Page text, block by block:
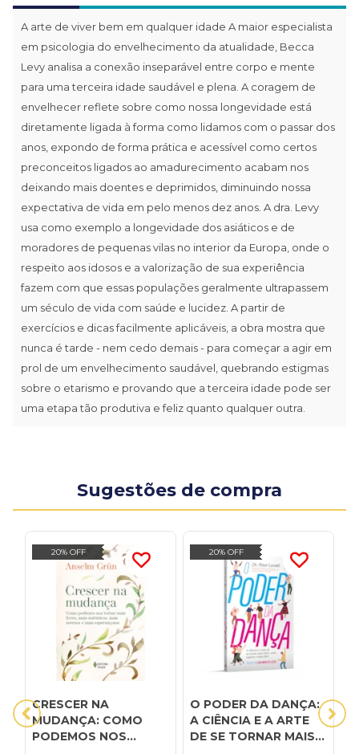
A arte de viver bem em qualquer idade A maior especialista
em psicologia do envelhecimento da atualidade, Becca
Levy analisa a conexão inseparável entre corpo e mente
para uma terceira idade saudável e plena. A coragem de
envelhecer reflete sobre como nossa longevidade está
diretamente ligada à forma como lidamos com o passar dos
anos, expondo de forma prática e acessível como certos
preconceitos ligados ao amadurecimento acabam nos
deixando mais doentes e deprimidos, diminuindo nossa
expectativa de vida em pelo menos dez anos. A dra. Levy
usa como exemplo a longevidade dos asiáticos e de
moradores de pequenas vilas no interior da Europa, onde o
respeito aos idosos e a valorização de sua experiência
fazem com que essas populações geralmente ultrapassem
um século de vida com saúde e lucidez. A partir de
exercícios e dicas facilmente aplicáveis, a obra mostra que
nunca é tarde - nem cedo demais - para começar a agir em
prol de um envelhecimento saudável, quebrando estigmas
sobre o etarismo e provando que a terceira idade pode ser
uma etapa tão produtiva e feliz quanto qualquer outra.
Sugestões de compra
20% OFF
CRESCER NA
MUDANÇA: COMO
PODEMOS NOS
20% OFF
O PODER DA DANÇA:
A CIÊNCIA E A ARTE
DE SE TORNAR MAIS